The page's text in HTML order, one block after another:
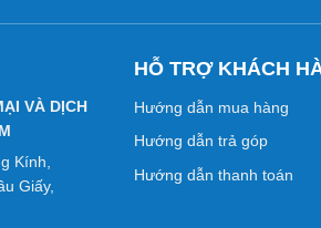
VÀ DỊCH
Kính,
Giấy,
HỖ TRỢ KHÁCH
Hướng dẫn mua hàng
Hướng dẫn trả góp
Hướng dẫn thanh toán